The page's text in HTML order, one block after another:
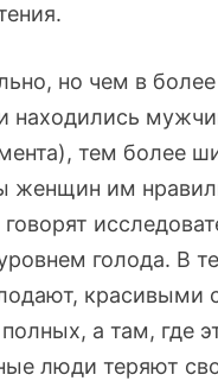
но чем в
находились
тем более
женщин им
говорят
голода. В
красивыми
а там, где
люди теряют